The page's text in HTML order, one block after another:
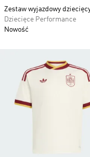
Zestaw wyjazdowy
Dziecięce Performance
Nowość